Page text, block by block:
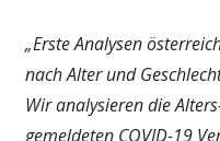
„Erste Analysen
nach Alter und
Wir analysieren die
gemeldeten COVID-19